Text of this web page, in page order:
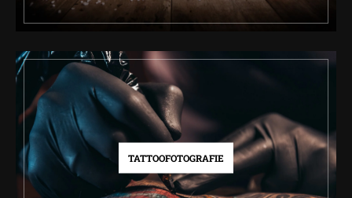
TATTOOFOTOGRAFIE